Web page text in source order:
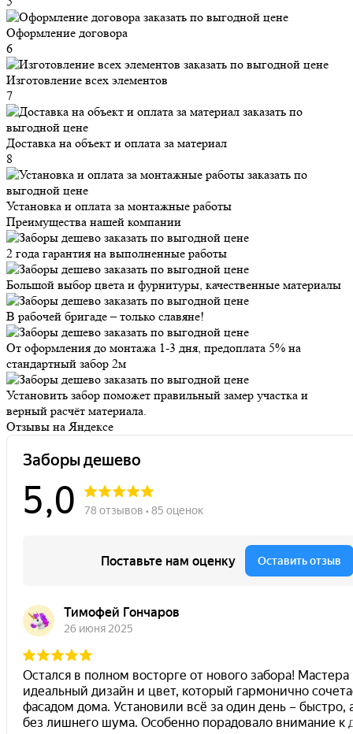
Оформление договора
6
Изготовление всех элементов
7
Доставка на объект и оплата за материал
8
Установка и оплата за монтажные работы
Преимущества нашей компании
2 года гарантия на выполненные работы
Большой выбор цвета и фурнитуры, качественные материалы
В рабочей бригаде – только славяне!
От оформления до монтажа 1-3 дня, предоплата 5% на
стандартный забор 2м
Установить забор поможет правильный замер участка и
верный расчёт материала.
Отзывы на Яндексе